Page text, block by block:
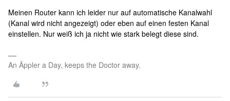
Meinen Router kann ich leider nur auf automatische Kanalwahl
(Kanal wird nicht angezeigt) oder eben auf einen festen Kanal
einstellen. Nur weiß ich ja nicht wie stark belegt diese sind.
An Äppler a Day, keeps the Doctor away.